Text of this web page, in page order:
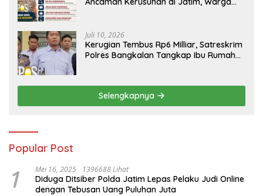
Juli 10, 2026
Kerugian Tembus Rp6 Milliar, Satreskrim
Polres Bangkalan Tangkap Ibu Rumah
Selengkapnya
Popular Post
1 Mei 16, 2025 1396688 Lihat
Diduga Ditsiber Polda Jatim Lepas Pelaku Judi Online
dengan Tebusan Uang Puluhan Juta